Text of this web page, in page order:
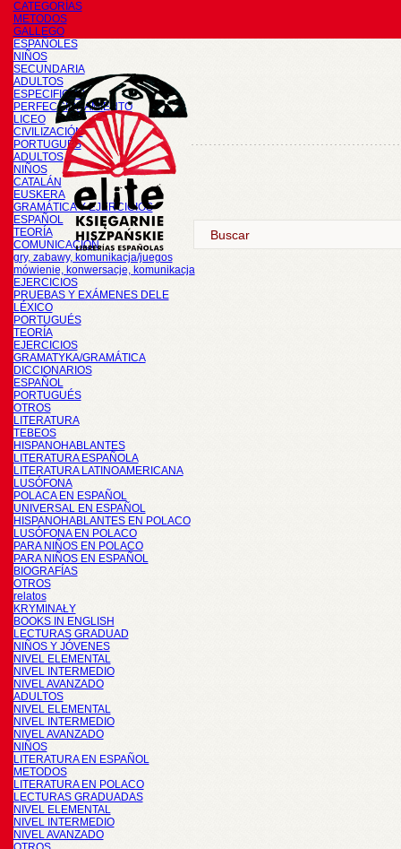
CATEGORÍAS
METODOS
GALLEGO
ESPAÑOLES
NIÑOS
SECUNDARIA
ADULTOS
ESPECIFICOS
PERFECCIONAMIENTO
LICEO
CIVILIZACIÓN
PORTUGUÉS
ADULTOS
NIÑOS
CATALÁN
EUSKERA
GRAMÁTICA Y EJERCICIOS
ESPAÑOL
TEORÍA
COMUNICACIÓN
gry, zabawy, komunikacja/juegos
mówienie, konwersacje, komunikacja
EJERCICIOS
PRUEBAS Y EXÁMENES DELE
LÉXICO
PORTUGUÉS
TEORÍA
EJERCICIOS
GRAMATYKA/GRAMÁTICA
DICCIONARIOS
ESPAÑOL
PORTUGUÉS
OTROS
LITERATURA
TEBEOS
HISPANOHABLANTES
LITERATURA ESPAÑOLA
LITERATURA LATINOAMERICANA
LUSÓFONA
POLACA EN ESPAÑOL
UNIVERSAL EN ESPAÑOL
HISPANOHABLANTES EN POLACO
LUSÓFONA EN POLACO
PARA NIÑOS EN POLACO
PARA NIÑOS EN ESPAÑOL
BIOGRAFÍAS
OTROS
relatos
KRYMINAŁY
BOOKS IN ENGLISH
LECTURAS GRADUAD
NIÑOS Y JÓVENES
NIVEL ELEMENTAL
NIVEL INTERMEDIO
NIVEL AVANZADO
ADULTOS
NIVEL ELEMENTAL
NIVEL INTERMEDIO
NIVEL AVANZADO
NIÑOS
LITERATURA EN ESPAÑOL
METODOS
LITERATURA EN POLACO
LECTURAS GRADUADAS
NIVEL ELEMENTAL
NIVEL INTERMEDIO
NIVEL AVANZADO